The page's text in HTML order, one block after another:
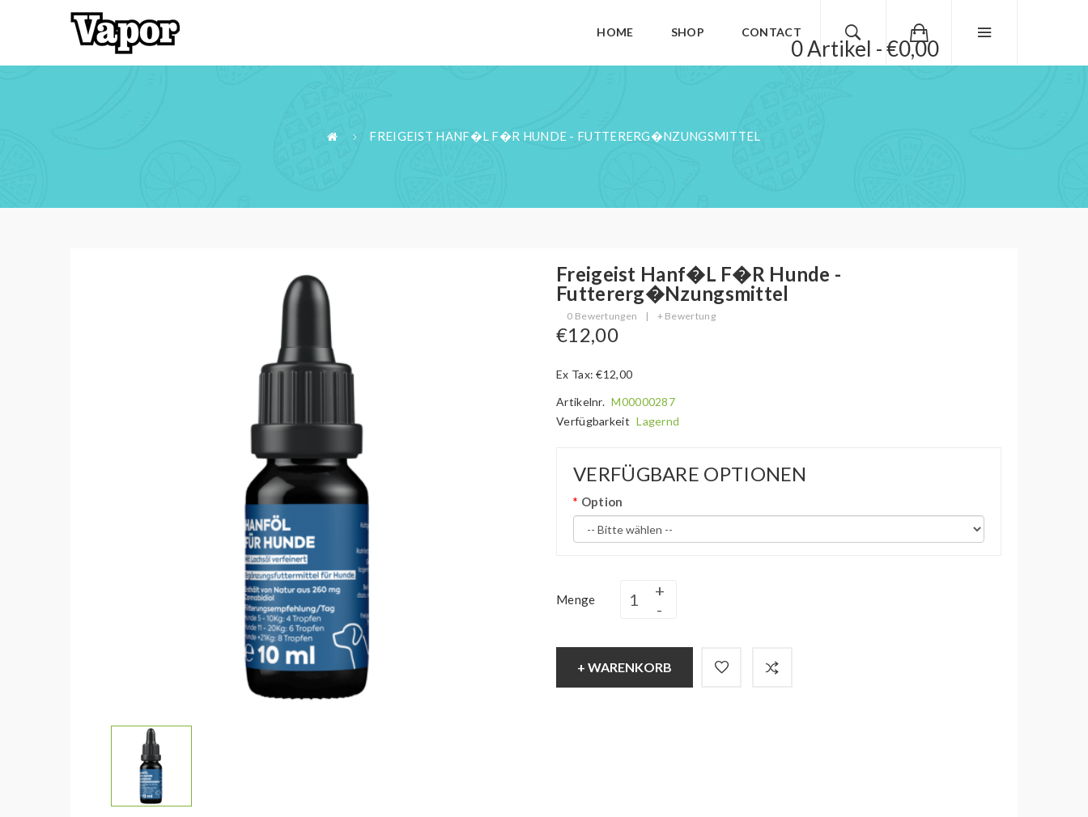
0 Artikel - €0,00
HOME SHOP CONTACT
FREIGEIST HANF�L F�R HUNDE - FUTTERERG�NZUNGSMITTEL
Freigeist Hanf�l F�r Hunde -
Futtererg�nzungsmittel
0 Bewertungen | + Bewertung
€12,00
Ex Tax: €12,00
Artikelnr. M00000287
Verfügbarkeit Lagernd
VERFÜGBARE OPTIONEN
Option
Menge
+ WARENKORB